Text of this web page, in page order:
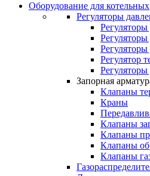
Оборудование для котельных
Регуляторы
Регулятор
Запорная
Клапаны
Краны
Клапаны
Клапаны
Клапаны
Клапаны